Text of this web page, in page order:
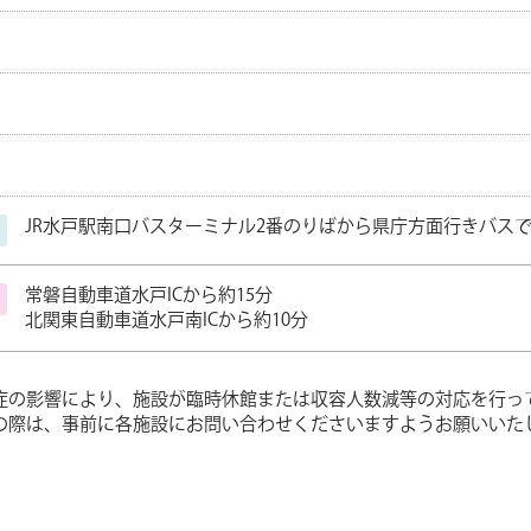
JR水戸駅南口バスターミナル2番のりばから県庁方面行きバス
常磐自動車道水戸ICから約15分
北関東自動車道水戸南ICから約10分
影響により、施設が臨時休館または収容人数減等の対応を行
際は、事前に各施設にお問い合わせくださいますようお願いいた